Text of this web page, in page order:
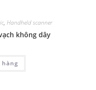
, Handheld scanner
không dây
hàng